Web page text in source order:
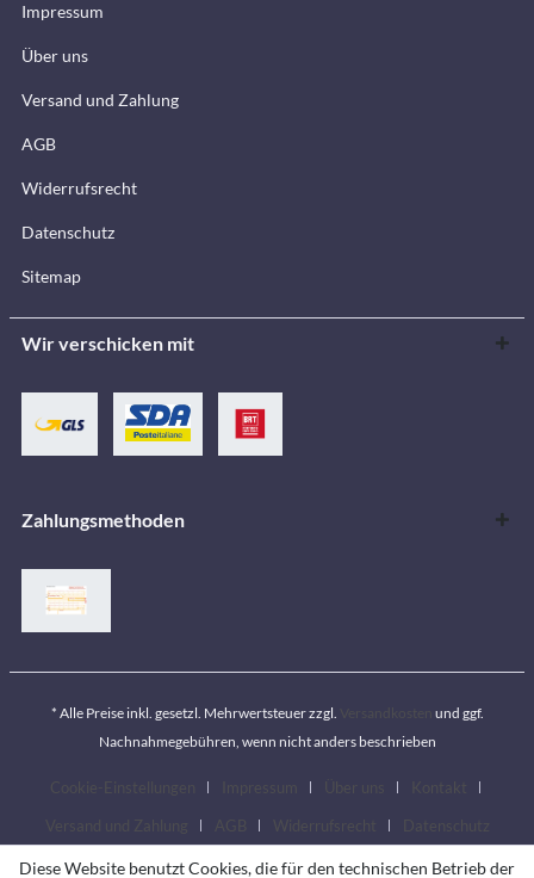
Impressum
Über uns
Versand und Zahlung
AGB
Widerrufsrecht
Datenschutz
Sitemap
Wir verschicken mit
Zahlungsmethoden
* Alle Preise inkl. gesetzl. Mehrwertsteuer zzgl.
und ggf.
Nachnahmegebühren, wenn nicht anders beschrieben
Diese Website benutzt Cookies, die für den technischen Betrieb der